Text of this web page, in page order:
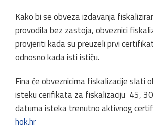
Kako bi se obveza izdavanja
provodila bez zastoja, obveznici
provjeriti kada su preuzeli prvi
odnosno kada isti ističu.
Fina će obveznicima fiskalizacije slati
isteku cerifikata za fiskalizaciju 45,
datuma isteka trenutno aktivnog
hok.hr